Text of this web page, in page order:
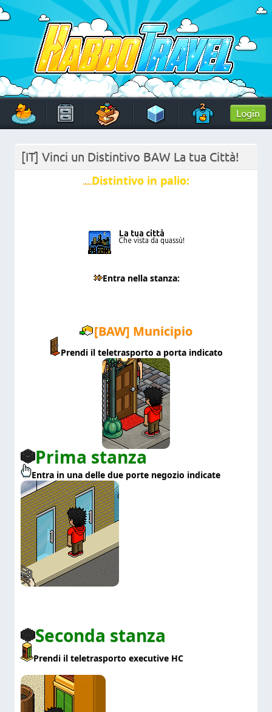
Skip
to
content
HabboTravel
Un viaggio di pixel!
Login
[IT] Vinci un Distintivo BAW La tua Città!
Distintivo in palio:
Entra nella stanza:
[BAW] Municipio
Prendi il teletrasporto a porta indicato
Prima stanza
Entra in una delle due porte negozio indicate
Seconda stanza
Prendi il teletrasporto executive HC